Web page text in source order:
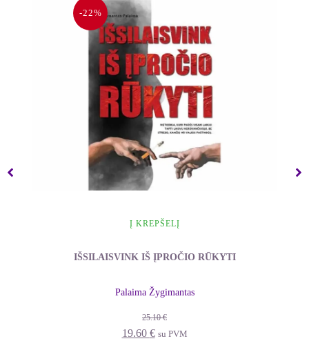
-22%
Į KREPŠELĮ
IŠSILAISVINK IŠ ĮPROČIO RŪKYTI
Palaima Žygimantas
25.10€
Original
19.60 €Current
su PVM